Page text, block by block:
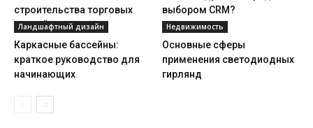
строительства торговых
зданий
выбором CRM?
Ландшафтный дизайн
Каркасные бассейны:
краткое руководство для
начинающих
Недвижимость
Основные сферы
применения светодиодных
гирлянд